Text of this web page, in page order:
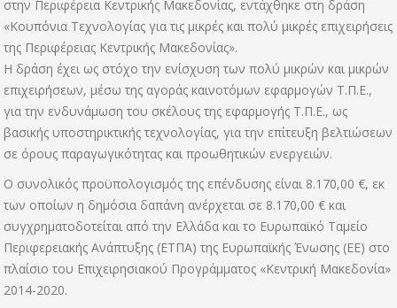
στην Περιφέρεια Κεντρικής Μακεδονίας, εντάχθηκε στη δράση
«Κουπόνια Τεχνολογίας για τις μικρές και πολύ μικρές επιχειρήσεις
της Περιφέρειας Κεντρικής Μακεδονίας».
Η δράση έχει ως στόχο την ενίσχυση των πολύ μικρών και μικρών
επιχειρήσεων, μέσω της αγοράς καινοτόμων εφαρμογών Τ.Π.Ε.,
για την ενδυνάμωση του σκέλους της εφαρμογής Τ.Π.Ε., ως
βασικής υποστηρικτικής τεχνολογίας, για την επίτευξη βελτιώσεων
σε όρους παραγωγικότητας και προωθητικών ενεργειών.
Ο συνολικός προϋπολογισμός της επένδυσης είναι 8.170,00 €, εκ
των οποίων η δημόσια δαπάνη ανέρχεται σε 8.170,00 € και
συγχρηματοδοτείται από την Ελλάδα και το Ευρωπαϊκό Ταμείο
Περιφερειακής Ανάπτυξης (ΕΤΠΑ) της Ευρωπαϊκής Ένωσης (ΕΕ) στο
πλαίσιο του Επιχειρησιακού Προγράμματος «Κεντρική Μακεδονία»
2014-2020.